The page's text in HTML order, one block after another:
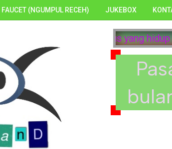
FAUCET (NGUMPUL RECEH) JUKEBOX
dari penulis-penulis kami.